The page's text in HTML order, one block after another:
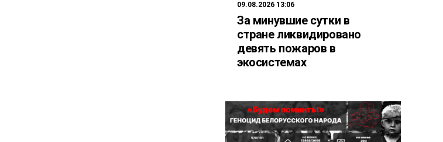
09.08.2026 13:06
За минувшие сутки в
стране ликвидировано
девять пожаров в
экосистемах